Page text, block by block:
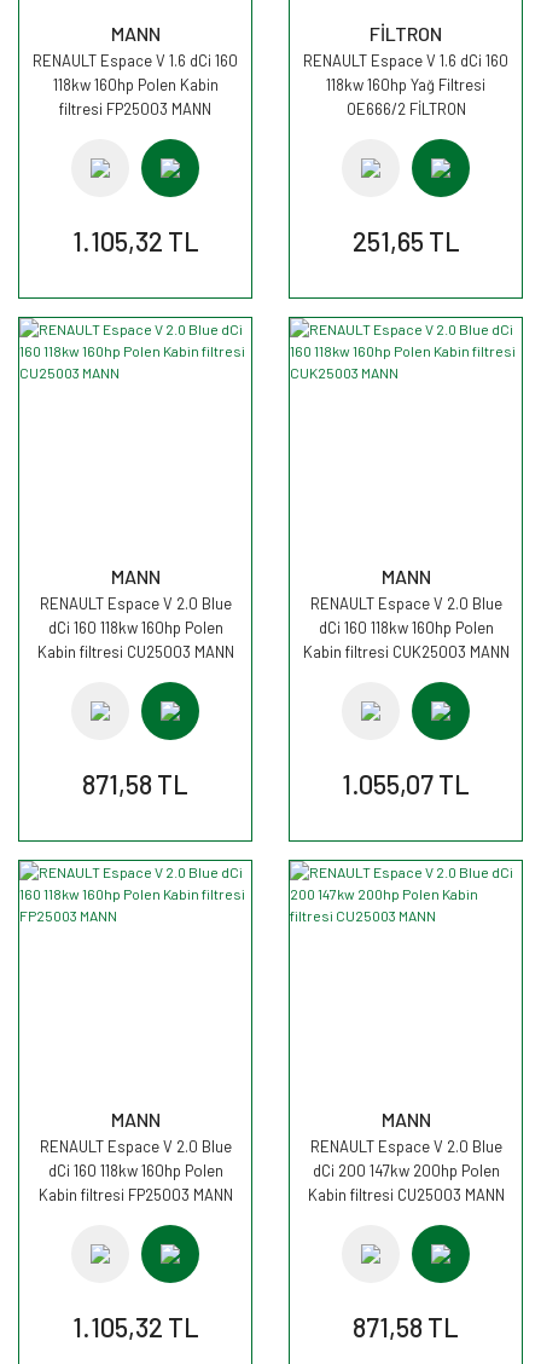
MANN
RENAULT Espace V 1.6 dCi 160
118kw 160hp Polen Kabin
filtresi FP25003 MANN
1.105,32 TL
FİLTRON
RENAULT Espace V 1.6 dCi 160
118kw 160hp Yağ Filtresi
OE666/2 FİLTRON
251,65 TL
MANN
RENAULT Espace V 2.0 Blue
dCi 160 118kw 160hp Polen
Kabin filtresi CU25003 MANN
871,58 TL
MANN
RENAULT Espace V 2.0 Blue
dCi 160 118kw 160hp Polen
Kabin filtresi CUK25003 MANN
1.055,07 TL
MANN
RENAULT Espace V 2.0 Blue
dCi 160 118kw 160hp Polen
Kabin filtresi FP25003 MANN
1.105,32 TL
MANN
RENAULT Espace V 2.0 Blue
dCi 200 147kw 200hp Polen
Kabin filtresi CU25003 MANN
871,58 TL